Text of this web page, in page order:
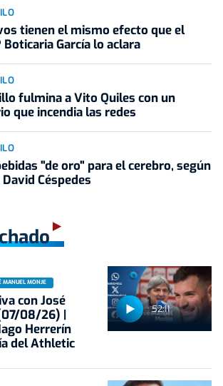
tienen el mismo efecto que el
Boticaria García lo aclara
fulmina a Vito Quiles con un
que incendia las redes
"de oro" para el cerebro, según
Céspedes
52:11
MANUEL MONJE
con José
08/26) |
Herrerín
del Athletic